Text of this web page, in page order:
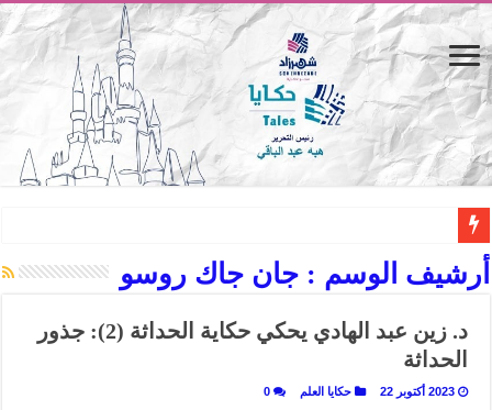
القاهرة «ألف ليلة وليلة».. كيف يتحول المكان إلى بطل في روايات مريم عبد العزيز؟
القاهرة «ألف ليلة وليلة».. كيف يتحول المكان إلى بطل في روايات مريم عبد العزيز؟
حين يتنفس الحجر.. المكان كبطل في أدب مريم عبد العزيز
كيوبيد.. حارس الحب الضائع في بيت الكريتلية
«كوم النور».. ريم بسيوني تُعيد الخديوي المنسي إلى الضوء
أرشيف الوسم : جان جاك روسو
د. زين عبد الهادي يحكي حكاية الحداثة (2): جذور
الحداثة
2023 أكتوبر 22 حكايا العلم 0